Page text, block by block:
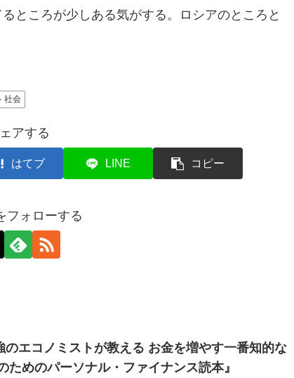
ところが少しある気がする。ロシアのところと
社会
アする
はてブ LINE コピー
フォローする
のエコノミストが教える お金を増やす一番知的な
ためのパーソナル・ファイナンス読本』